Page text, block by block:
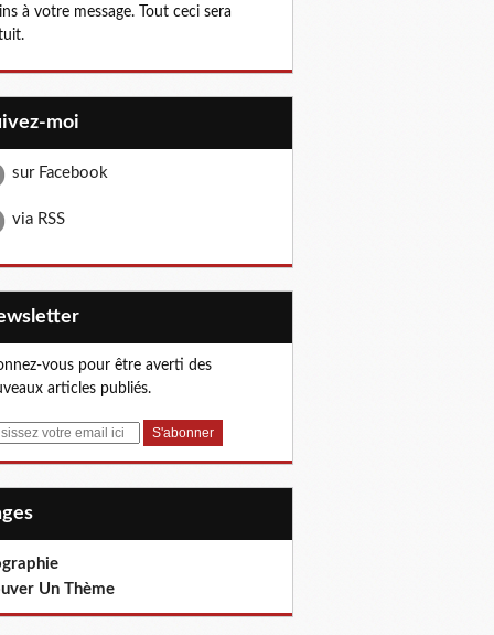
à votre message. Tout ceci sera
moi
sur Facebook
via RSS
vous pour être averti des
articles publiés.
Un Thème